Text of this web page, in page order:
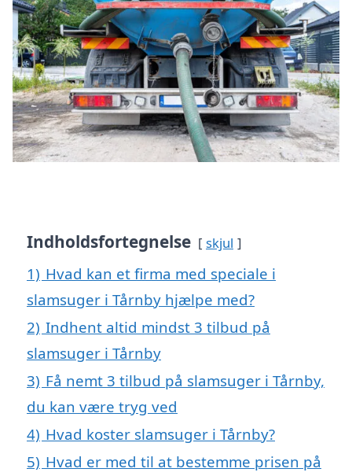
Indholdsfortegnelse skjul
1) Hvad kan et firma med speciale i
slamsuger i Tårnby hjælpe med?
2) Indhent altid mindst 3 tilbud på
slamsuger i Tårnby
3) Få nemt 3 tilbud på slamsuger i Tårnby,
du kan være tryg ved
4) Hvad koster slamsuger i Tårnby?
5) Hvad er med til at bestemme prisen på